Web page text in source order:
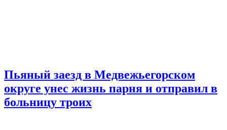
Пьяный заезд в Медвежьегорском
округе унес жизнь парня и отправил в
больницу троих